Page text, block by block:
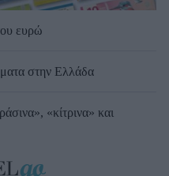
ευρώ
στην Ελλάδα
«κίτρινα» και